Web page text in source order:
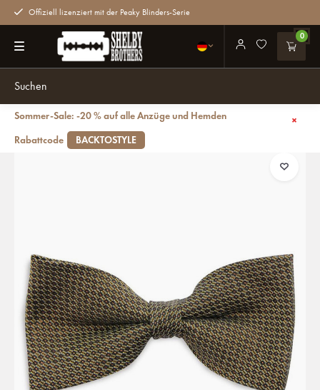
Offiziell lizenziert mit der Peaky Blinders-Serie
0
Sommer-Sale: -20 % auf alle Anzüge und Hemden
Rabattcode
BACKTOSTYLE
Born Elegance Fliege | Gold | für Männer | Peaky Blinders